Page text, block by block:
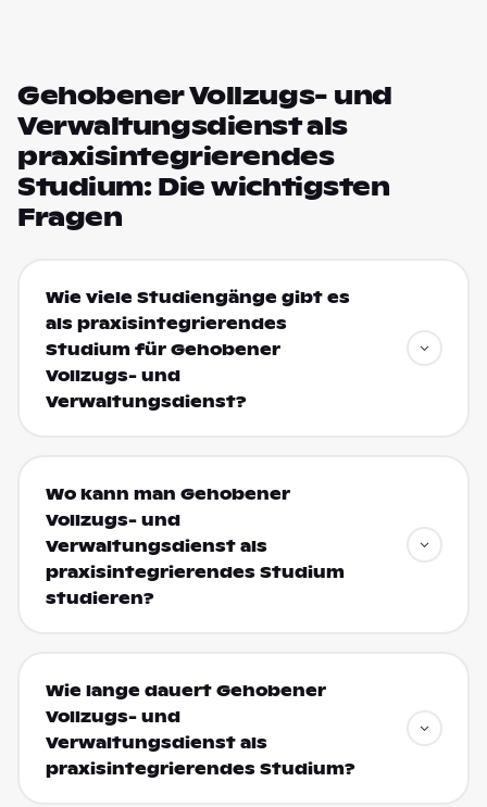
Gehobener Vollzugs- und
Verwaltungsdienst als
praxisintegrierendes
Studium: Die wichtigsten
Fragen
Wie viele Studiengänge gibt es
als praxisintegrierendes
Studium für Gehobener
Vollzugs- und
Verwaltungsdienst?
Wo kann man Gehobener
Vollzugs- und
Verwaltungsdienst als
praxisintegrierendes Studium
studieren?
Wie lange dauert Gehobener
Vollzugs- und
Verwaltungsdienst als
praxisintegrierendes Studium?